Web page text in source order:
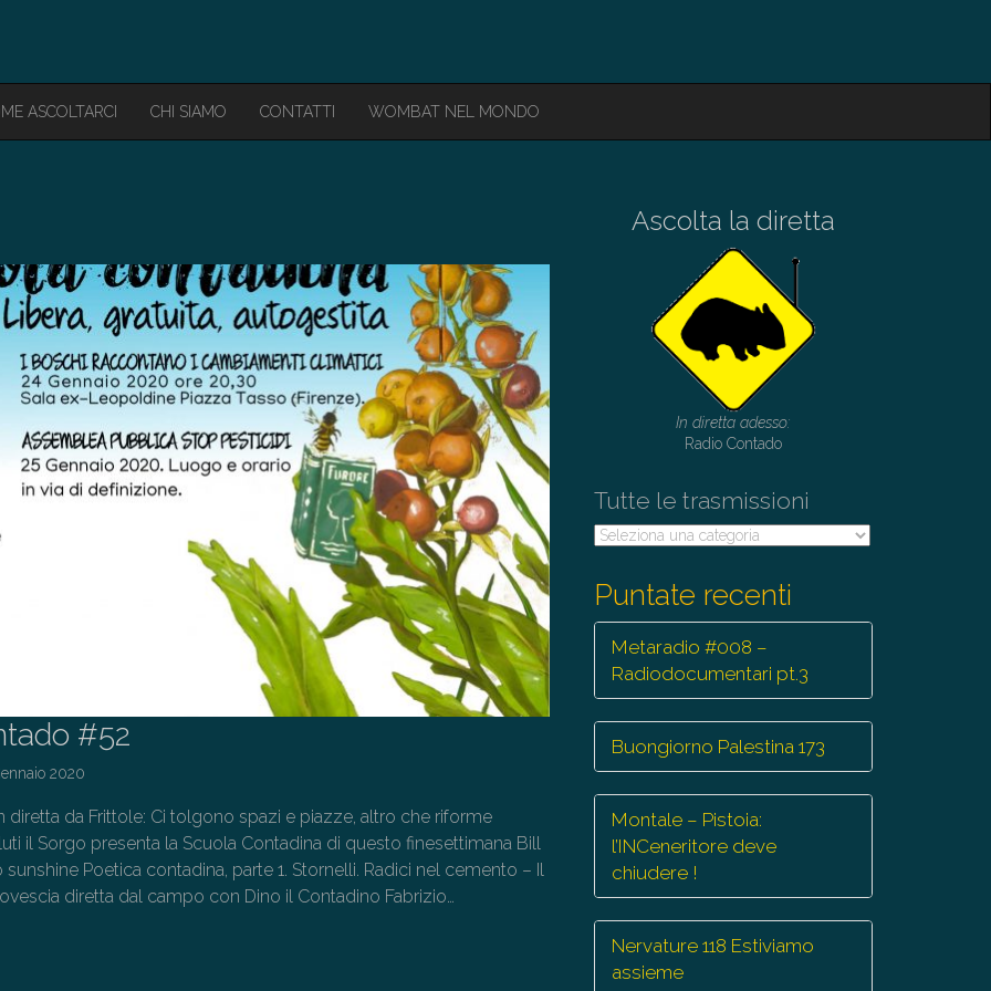
ASCOLTARCI CHI SIAMO CONTATTI WOMBAT NEL MONDO
#52
2020
diretta da Frittole: Ci tolgono spazi e piazze, altro che riforme
il Sorgo presenta la Scuola Contadina di questo finesettimana Bill
sunshine Poetica contadina, parte 1. Stornelli. Radici nel cemento – Il
diretta dal campo con Dino il Contadino Fabrizio…
Ascolta la diretta
In diretta adesso:
Radio Contado
Tutte le trasmissioni
Tutte
Puntate recenti
Metaradio #008 –
Radiodocumentari pt.3
Buongiorno Palestina 173
Montale – Pistoia:
l’INCeneritore deve
chiudere !
Nervature 118 Estiviamo
assieme